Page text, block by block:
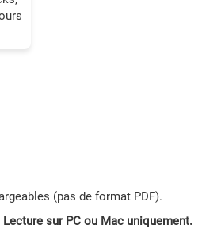
(pas de format PDF).
sur PC ou Mac uniquement.